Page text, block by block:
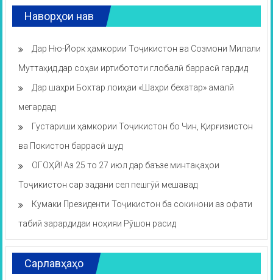
Наворҳои нав
Дар Ню-Йорк ҳамкории Тоҷикистон ва Созмони Милали
Муттаҳид дар соҳаи иртибототи глобалӣ баррасӣ гардид
Дар шаҳри Бохтар лоиҳаи «Шаҳри бехатар» амалӣ
мегардад
Густариши ҳамкории Тоҷикистон бо Чин, Қирғизистон
ва Покистон баррасӣ шуд
ОГОҲӢ! Аз 25 то 27 июл дар баъзе минтақаҳои
Тоҷикистон сар задани сел пешгӯӣ мешавад
Кумаки Президенти Тоҷикистон ба сокинони аз офати
табиӣ зарардидаи ноҳияи Рӯшон расид
Сарлавҳаҳо